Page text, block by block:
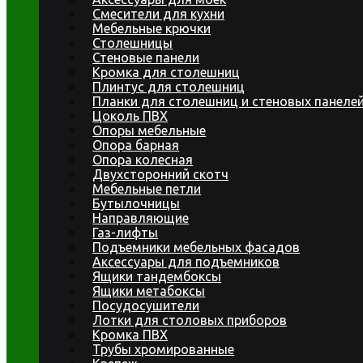
Смесители для кухни
Мебельные крючки
Столешницы
Стеновые панели
Кромка для столешниц
Плинтус для столешниц
Планки для столешниц и стеновых
Цоколь ПВХ
Опоры мебельные
Опора барная
Опора колесная
Двухсторонний скотч
Мебельные петли
Бутылочницы
Направляющие
Газ-лифты
Подъемники мебельных фасадов
Аксессуары для подъемников
Ящики тандембоксы
Ящики метабоксы
Посудосушители
Лотки для столовых приборов
Кромка ПВХ
Трубы хромированные